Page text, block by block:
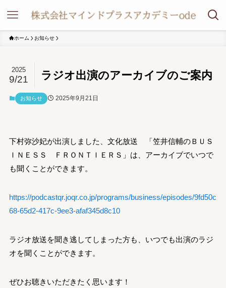
ホーム お知らせ
ラジオ出演のアーカイブのご案内
2025
9/21
お知らせ 2025年9月21日
下村弥沙妃が出演しました、文化放送 「笠井信輔のＢＵＳ
ＩＮＥＳＳ ＦＲＯＮＴＩＥＲＳ」は、アーカイブでいつで
も聞くことができます。
https://podcastqr.joqr.co.jp/programs/business/episodes/9fd50c
68-65d2-417c-9ee3-afaf345d8c10
ラジオ放送を聞き逃してしまった方も、いつでも出演のラジ
オを聞くことができます。
ぜひお聴きいただきたく思います！